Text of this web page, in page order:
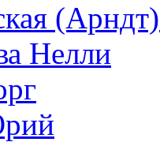
Нелли